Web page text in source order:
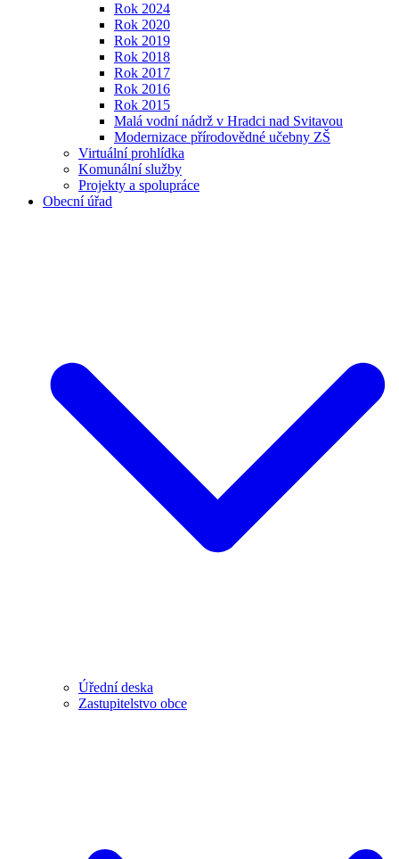
Rok 2024
Rok 2020
Rok 2019
Rok 2018
Rok 2017
Rok 2016
Rok 2015
Malá vodní nádrž v Hradci nad Svitavou
Modernizace přírodovědné učebny ZŠ
Virtuální prohlídka
Komunální služby
Projekty a spolupráce
Obecní úřad
Úřední deska
Zastupitelstvo obce